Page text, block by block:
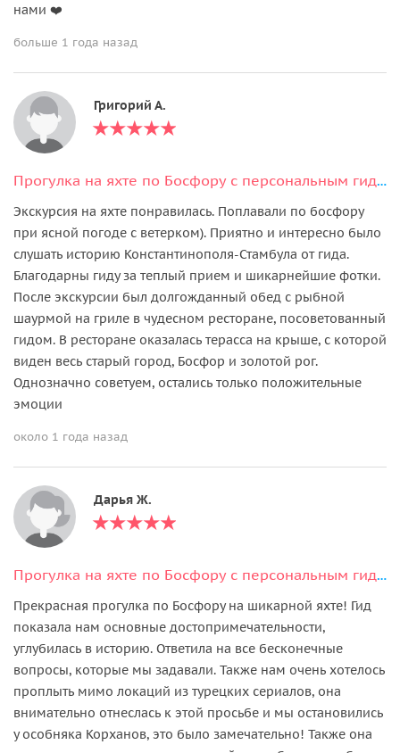
нами ❤️
больше 1 года назад
Григорий А.
Прогулка на яхте по Босфору с персональным гидом
Экскурсия на яхте понравилась. Поплавали по босфору
при ясной погоде с ветерком). Приятно и интересно было
слушать историю Константинополя-Стамбула от гида.
Благодарны гиду за теплый прием и шикарнейшие фотки.
После экскурсии был долгожданный обед с рыбной
шаурмой на гриле в чудесном ресторане, посоветованный
гидом. В ресторане оказалась терасса на крыше, с которой
виден весь старый город, Босфор и золотой рог.
Однозначно советуем, остались только положительные
эмоции
около 1 года назад
Дарья Ж.
Прогулка на яхте по Босфору с персональным гидом
Прекрасная прогулка по Босфору на шикарной яхте! Гид
показала нам основные достопримечательности,
углубилась в историю. Ответила на все бесконечные
вопросы, которые мы задавали. Также нам очень хотелось
проплыть мимо локаций из турецких сериалов, она
внимательно отнеслась к этой просьбе и мы остановились
у особняка Корханов, это было замечательно! Также она